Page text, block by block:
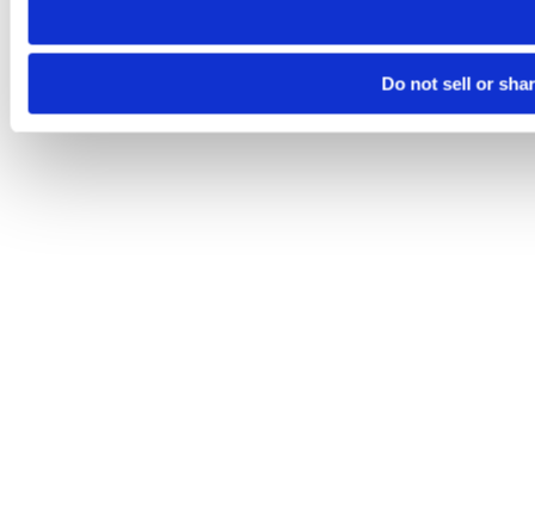
Do not sell or